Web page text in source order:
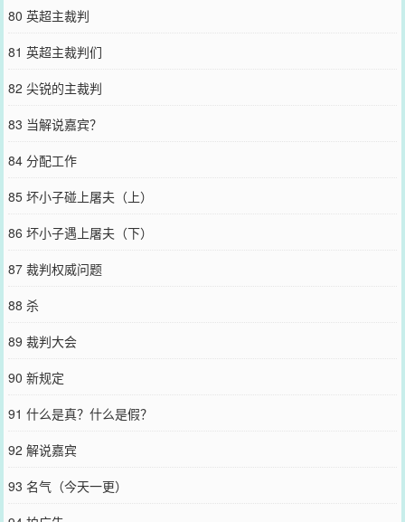
80 英超主裁判
81 英超主裁判们
82 尖锐的主裁判
83 当解说嘉宾？
84 分配工作
85 坏小子碰上屠夫（上）
86 坏小子遇上屠夫（下）
87 裁判权威问题
88 杀
89 裁判大会
90 新规定
91 什么是真？什么是假？
92 解说嘉宾
93 名气（今天一更）